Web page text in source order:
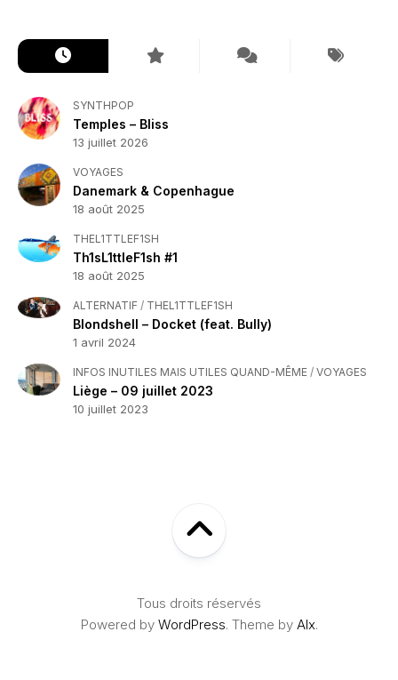
SYNTHPOP
Temples – Bliss
13 juillet 2026
VOYAGES
Danemark & Copenhague
18 août 2025
THEL1TTLEF1SH
Th1sL1ttleF1sh #1
18 août 2025
ALTERNATIF / THEL1TTLEF1SH
Blondshell – Docket (feat. Bully)
1 avril 2024
INFOS INUTILES MAIS UTILES QUAND-MÊME / VOYAGES
Liège – 09 juillet 2023
10 juillet 2023
Tous droits réservés
Powered by WordPress. Theme by Alx.